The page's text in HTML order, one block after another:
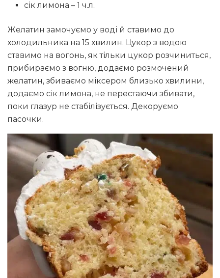
сік лимона – 1 ч.л.
Желатин замочуємо у воді й ставимо до
холодильника на 15 хвилин. Цукор з водою
ставимо на вогонь, як тільки цукор розчиниться,
прибираємо з вогню, додаємо розмочений
желатин, збиваємо міксером близько хвилини,
додаємо сік лимона, не перестаючи збивати,
поки глазур не стабілізується. Декоруємо
пасочки.